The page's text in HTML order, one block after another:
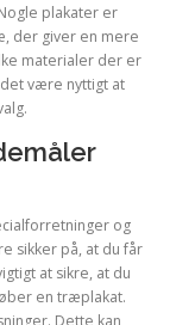
plakater er
der giver en mere
materialer der er
være nyttigt at
og
sikker på, at du får
at sikre, at du
en træplakat.
Dette kan